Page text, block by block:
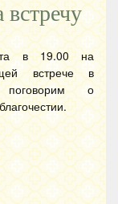
в 19.00 на
встрече в
поговорим о